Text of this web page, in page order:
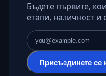
Бъдете първите,
етапи, наличност и
Имейл адрес
Присъединете се